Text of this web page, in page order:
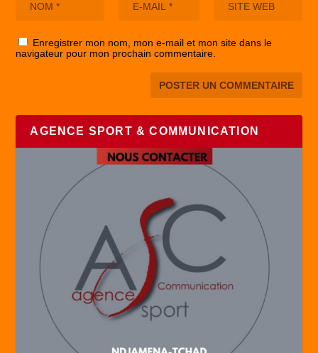
Enregistrer mon nom, mon e-mail et mon site dans le
navigateur pour mon prochain commentaire.
AGENCE SPORT & COMMUNICATION